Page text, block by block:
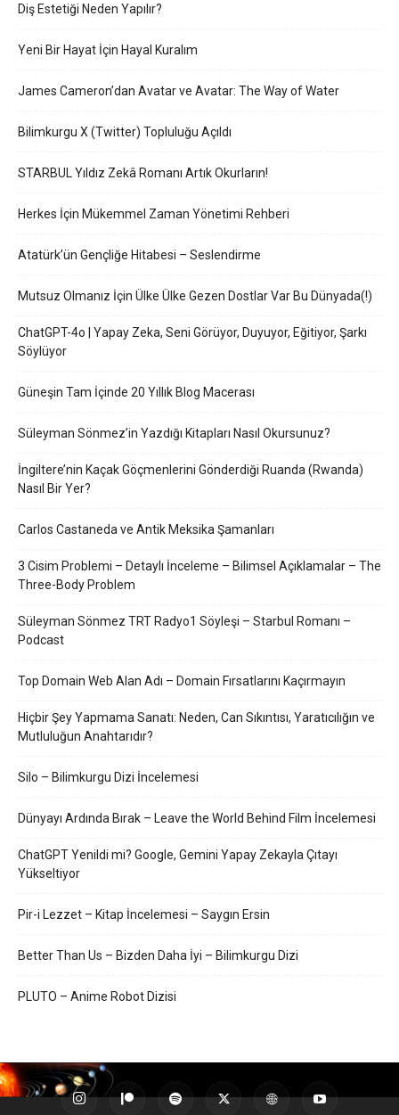
Diş Estetiği Neden Yapılır?
Yeni Bir Hayat İçin Hayal Kuralım
James Cameron’dan Avatar ve Avatar: The Way of Water
Bilimkurgu X (Twitter) Topluluğu Açıldı
STARBUL Yıldız Zekâ Romanı Artık Okurların!
Herkes İçin Mükemmel Zaman Yönetimi Rehberi
Atatürk’ün Gençliğe Hitabesi – Seslendirme
Mutsuz Olmanız İçin Ülke Ülke Gezen Dostlar Var Bu Dünyada(!)
ChatGPT-4o | Yapay Zeka, Seni Görüyor, Duyuyor, Eğitiyor, Şarkı
Söylüyor
Güneşin Tam İçinde 20 Yıllık Blog Macerası
Süleyman Sönmez’in Yazdığı Kitapları Nasıl Okursunuz?
İngiltere’nin Kaçak Göçmenlerini Gönderdiği Ruanda (Rwanda)
Nasıl Bir Yer?
Carlos Castaneda ve Antik Meksika Şamanları
3 Cisim Problemi – Detaylı İnceleme – Bilimsel Açıklamalar – The
Three-Body Problem
Süleyman Sönmez TRT Radyo1 Söyleşi – Starbul Romanı –
Podcast
Top Domain Web Alan Adı – Domain Fırsatlarını Kaçırmayın
Hiçbir Şey Yapmama Sanatı: Neden, Can Sıkıntısı, Yaratıcılığın ve
Mutluluğun Anahtarıdır?
Silo – Bilimkurgu Dizi İncelemesi
Dünyayı Ardında Bırak – Leave the World Behind Film İncelemesi
ChatGPT Yenildi mi? Google, Gemini Yapay Zekayla Çıtayı
Yükseltiyor
Pir-i Lezzet – Kitap İncelemesi – Saygın Ersin
Better Than Us – Bizden Daha İyi – Bilimkurgu Dizi
PLUTO – Anime Robot Dizisi